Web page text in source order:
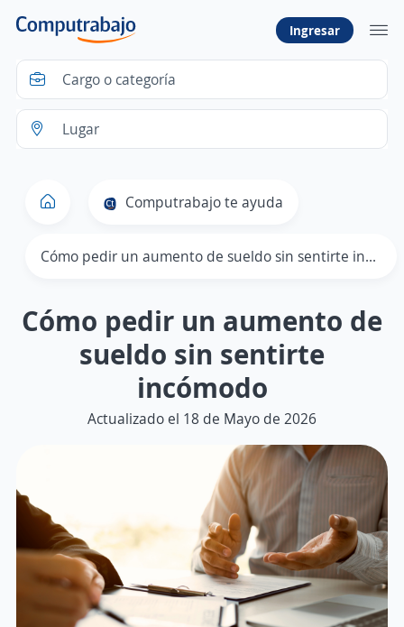
Ingresar
Computrabajo te ayuda
Cómo pedir un aumento de sueldo sin sentirte incómodo
Cómo pedir un aumento de
sueldo sin sentirte
incómodo
Actualizado el 18 de Mayo de 2026